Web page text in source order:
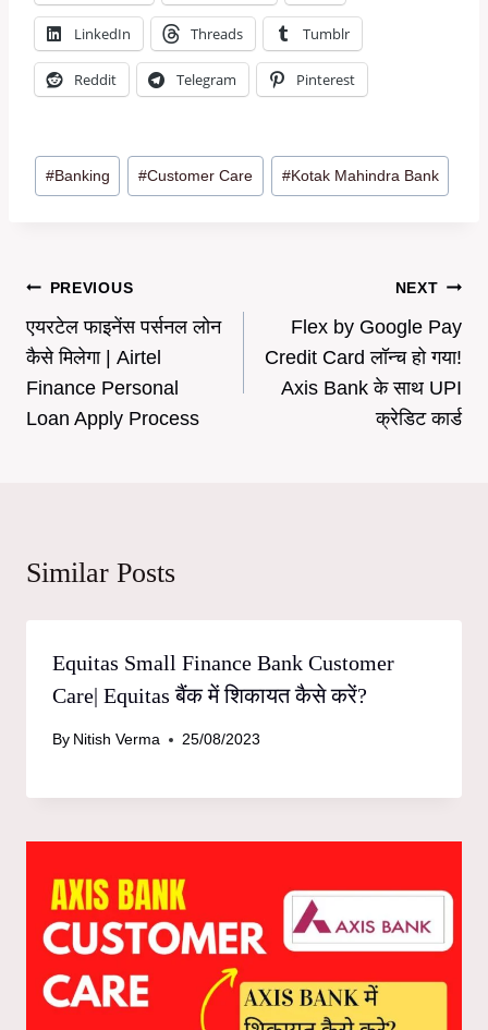
LinkedIn Threads Tumblr
Reddit Telegram Pinterest
Post
Tags:
#Banking #Customer Care #Kotak Mahindra Bank
Post
navigation
PREVIOUS
एयरटेल फाइनेंस पर्सनल लोन
कैसे मिलेगा | Airtel
Finance Personal
Loan Apply Process
NEXT
Flex by Google Pay
Credit Card लॉन्च हो गया!
Axis Bank के साथ UPI
क्रेडिट कार्ड
Similar Posts
Equitas Small Finance Bank Customer
Care| Equitas बैंक में शिकायत कैसे करें?
By Nitish Verma 25/08/2023